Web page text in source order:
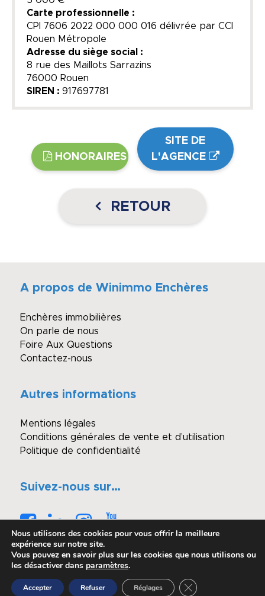
Carte professionnelle :
CPI 7606 2022 000 000 016 délivrée par CCI
Rouen Métropole
Adresse du siège social :
8 rue des Maillots Sarrazins
76000 Rouen
SIREN : 917697781
HONORAIRES
SITE DE
L'AGENCE
RETOUR
A propos de Winimmo Enchères
Enchères immobilières
On parle de nous
Foire Aux Questions
Contactez-nous
Autres informations
Mentions légales
Conditions générales de vente et d’utilisation
Politique de confidentialité
Suivez-nous sur…
© Copyright - Winimmo enchères
Réalisé par OASIS Projet
Nous utilisons des cookies pour vous offrir la meilleure
expérience sur notre site.
Vous pouvez en savoir plus sur les cookies que nous utilisons ou
les désactiver dans paramètres.
Accepter Refuser Réglages Fermer la bannière